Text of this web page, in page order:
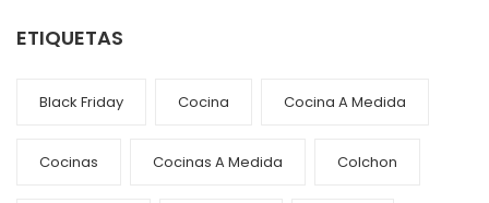
ETIQUETAS
Black Friday Cocina Cocina A Medida
Cocinas Cocinas A Medida Colchon